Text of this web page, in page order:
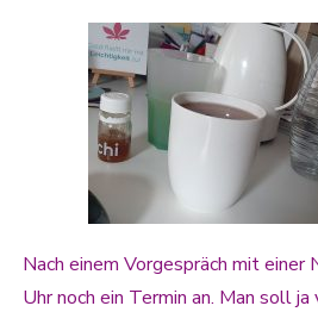
Nach einem Vorgespräch mit
Uhr noch ein Termin an. Man soll